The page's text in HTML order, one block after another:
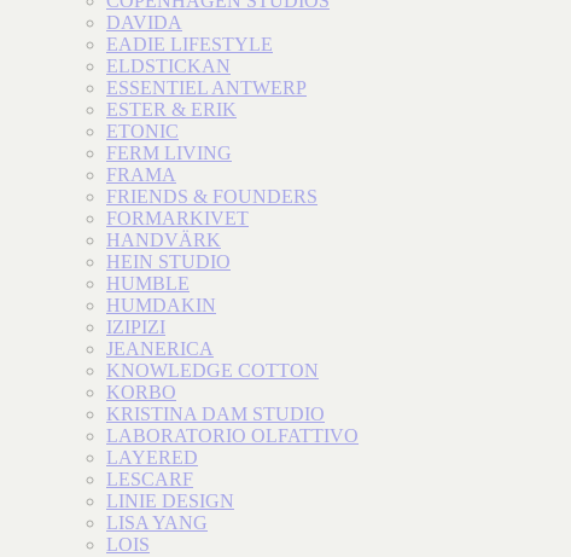
DAVIDA
EADIE LIFESTYLE
ELDSTICKAN
ESSENTIEL ANTWERP
ESTER & ERIK
ETONIC
FERM LIVING
FRAMA
FRIENDS & FOUNDERS
FORMARKIVET
HANDVÄRK
HEIN STUDIO
HUMBLE
HUMDAKIN
IZIPIZI
JEANERICA
KNOWLEDGE COTTON
KORBO
KRISTINA DAM STUDIO
LABORATORIO OLFATTIVO
LAYERED
LESCARF
LINIE DESIGN
LISA YANG
LOIS